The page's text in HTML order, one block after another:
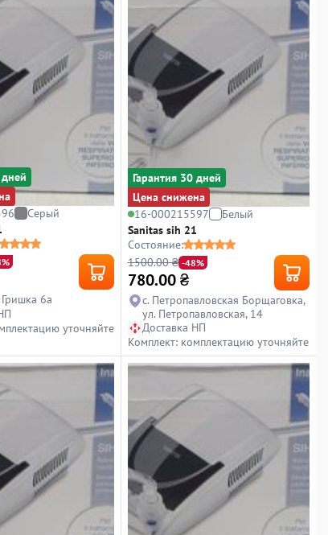
Серый
Гришка 6а
уточняйте
Гарантия 30 дней
Цена снижена
16-000215597
Белый
Sanitas sih 21
Состояние:
1500.00 ₴ -48%
780.00 ₴
с. Петропавловская Борщаговка,
ул. Петропавловская, 14
Доставка НП
Комплект: комплектацию уточняйте